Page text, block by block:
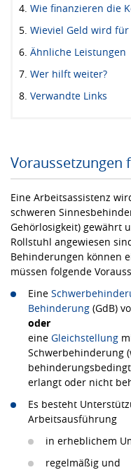
Wie finanzieren die
Wieviel Geld wird
Ähnliche Leistungen
Wer hilft weiter?
Verwandte Links
Voraussetzungen
Eine Arbeitsassistenz
schweren
Gehörlosigkeit) gewährt
Rollstuhl angewiesen
Behinderungen können
müssen folgende
Eine
Behinderung (GdB)
oder
eine Gleichstellung
Schwerbehinderung
erlangt oder nicht
Es besteht
Arbeitsausführung
in erheblichem
regelmäßig und